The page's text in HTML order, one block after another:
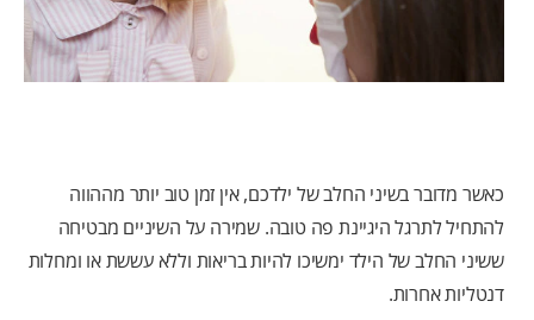
כאשר מדובר בשיני החלב של ילדכם, אין זמן טוב יותר מההווה
להתחיל לתרגל היגיינת פה טובה. שמירה על השיניים מבטיחה
ששיני החלב של הילד ימשיכו להיות בריאות וללא עששת או ומחלות
דנטליות אחרות.